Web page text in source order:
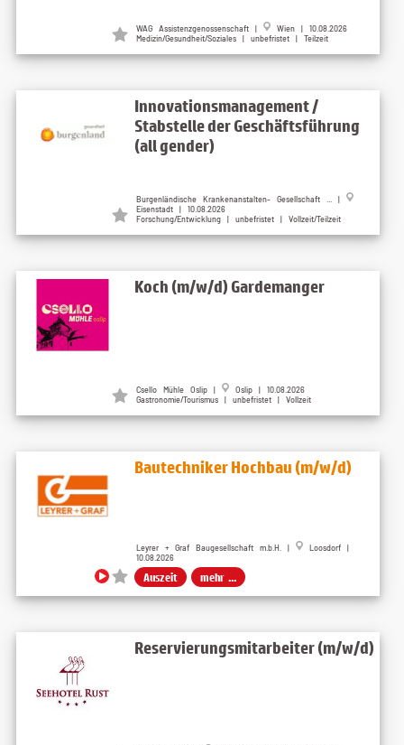
WAG Assistenzgenossenschaft | Wien | 10.08.2026
Medizin/Gesundheit/Soziales | unbefristet | Teilzeit
Innovationsmanagement /
Stabstelle der Geschäftsführung
(all gender)
Burgenländische Krankenanstalten- Gesellschaft ... |
Eisenstadt | 10.08.2026
Forschung/Entwicklung | unbefristet | Vollzeit/Teilzeit
Koch (m/w/d) Gardemanger
Csello Mühle Oslip | Oslip | 10.08.2026
Gastronomie/Tourismus | unbefristet | Vollzeit
Bautechniker Hochbau (m/w/d)
Leyrer + Graf Baugesellschaft m.b.H. |
Loosdorf |
10.08.2026
Auszeit mehr ...
Reservierungsmitarbeiter (m/w/d)